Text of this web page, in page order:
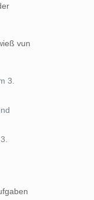
vun
3.